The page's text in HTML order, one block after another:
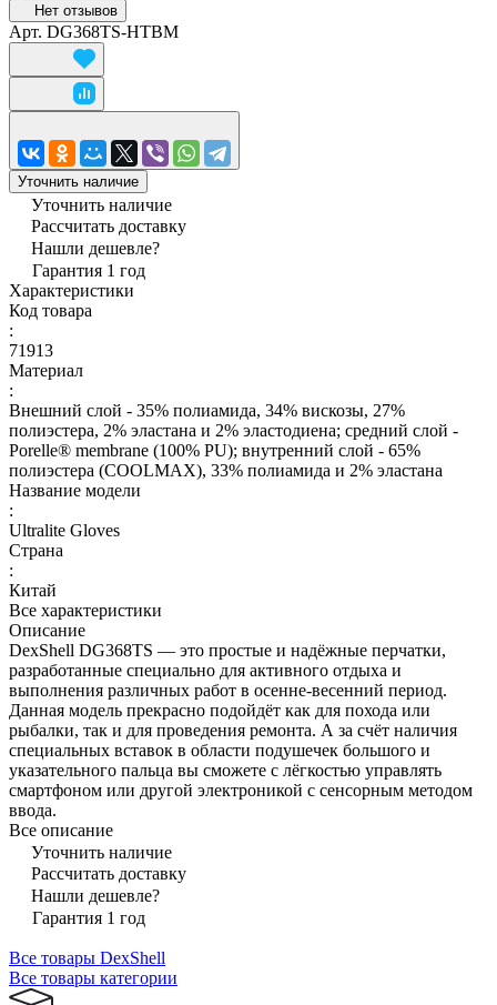
Нет отзывов
Арт. DG368TS-HTBM
Уточнить наличие
Уточнить наличие
Рассчитать доставку
Нашли дешевле?
Гарантия 1 год
Характеристики
Код товара
:
71913
Материал
:
Внешний слой - 35% полиамида, 34% вискозы, 27%
полиэстера, 2% эластана и 2% эластодиена; средний слой -
Porelle® membrane (100% PU); внутренний слой - 65%
полиэстера (COOLMAX), 33% полиамида и 2% эластана
Название модели
:
Ultralite Gloves
Страна
:
Китай
Все характеристики
Описание
DexShell DG368TS — это простые и надёжные перчатки,
разработанные специально для активного отдыха и
выполнения различных работ в осенне-весенний период.
Данная модель прекрасно подойдёт как для похода или
рыбалки, так и для проведения ремонта. А за счёт наличия
специальных вставок в области подушечек большого и
указательного пальца вы сможете с лёгкостью управлять
смартфоном или другой электроникой с сенсорным методом
ввода.
Все описание
Уточнить наличие
Рассчитать доставку
Нашли дешевле?
Гарантия 1 год
Все товары DexShell
Все товары категории